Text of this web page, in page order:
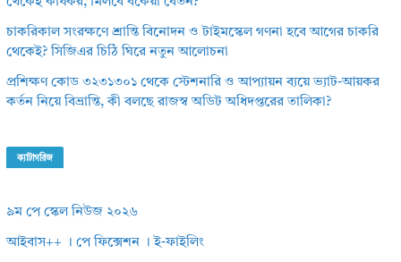
চাকরিকাল সংরক্ষণে শ্রান্তি বিনোদন ও টাইমস্কেল গণনা হবে আগের চাকরি
থেকেই? সিজিএর চিঠি ঘিরে নতুন আলোচনা
প্রশিক্ষণ কোড ৩২৩১৩০১ থেকে স্টেশনারি ও আপ্যায়ন ব্যয়ে ভ্যাট-আয়কর
কর্তন নিয়ে বিভ্রান্তি, কী বলছে রাজস্ব অডিট অধিদপ্তরের তালিকা?
ক্যাটাগরিজ
৯ম পে স্কেল নিউজ ২০২৬
আইবাস++ । পে ফিক্সেশন । ই-ফাইলিং